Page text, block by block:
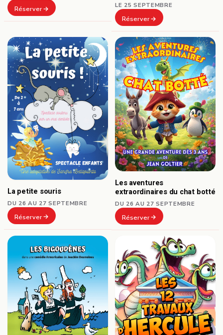
Réserver LE 25 SEPTEMBRE
Réserver
La petite souris
DU 26 AU 27 SEPTEMBRE
Réserver
Les aventures
extraordinaires du chat botté
DU 26 AU 27 SEPTEMBRE
Réserver